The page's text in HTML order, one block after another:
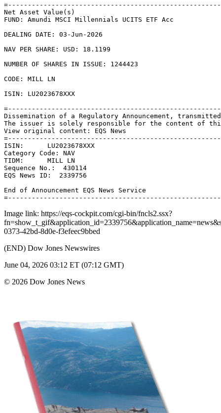
Net Asset Value(s)
FUND: Amundi MSCI Millennials UCITS ETF Acc
DEALING DATE: 03-Jun-2026
NAV PER SHARE: USD: 18.1199
NUMBER OF SHARES IN ISSUE: 1244423
CODE: MILL LN
ISIN: LU2023678XXX
Dissemination of a Regulatory Announcement,
The issuer is solely responsible for the content of
View original content: EQS News
ISIN:      LU2023678XXX
Category Code: NAV
TIDM:      MILL LN
Sequence No.:  430114
EQS News ID:  2339756
End of Announcement EQS News Service
Image link: https://eqs-cockpit.com/cgi-bin/fncls2.ssx?
0373-42bd-8d0e-f3efeec9bbed
(END) Dow Jones Newswires
June 04, 2026 03:12 ET (07:12 GMT)
© 2026 Dow Jones News